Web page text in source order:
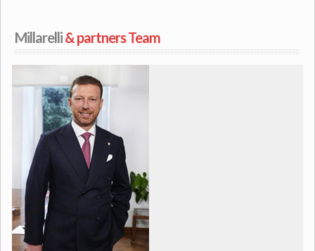
Millarelli & partners Team